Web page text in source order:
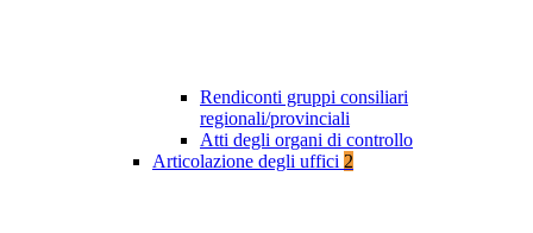
Rendiconti gruppi consiliari
regionali/provinciali
Atti degli organi di controllo
Articolazione degli uffici 2